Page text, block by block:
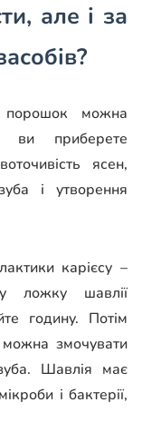
але і за
можна
ви приберете
ясен,
і утворення
карієсу –
ложку шавлії
годину. Потім
змочувати
Шавлія має
і бактерії,